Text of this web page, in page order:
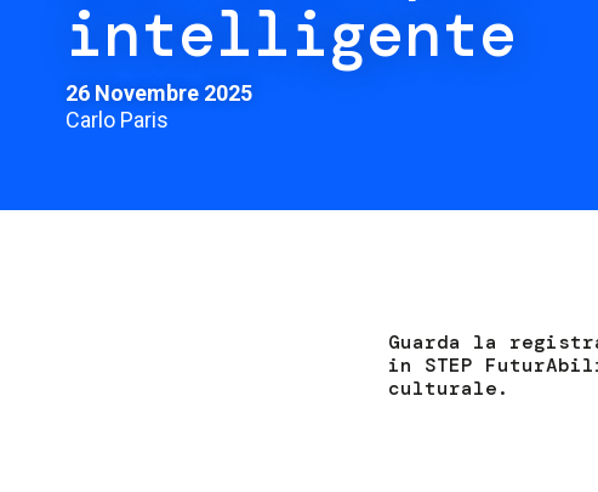
intelligente
26 Novembre 2025
Carlo Paris
Guarda la
in STEP
culturale.